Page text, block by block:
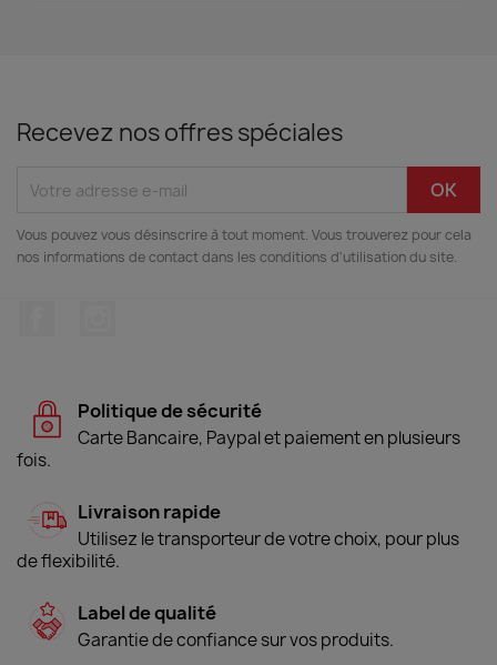
Recevez nos offres spéciales
Vous pouvez vous désinscrire à tout moment. Vous trouverez pour cela
nos informations de contact dans les conditions d'utilisation du site.
Politique de sécurité
Carte Bancaire, Paypal et paiement en plusieurs
fois.
Livraison rapide
Utilisez le transporteur de votre choix, pour plus
de flexibilité.
Label de qualité
Garantie de confiance sur vos produits.